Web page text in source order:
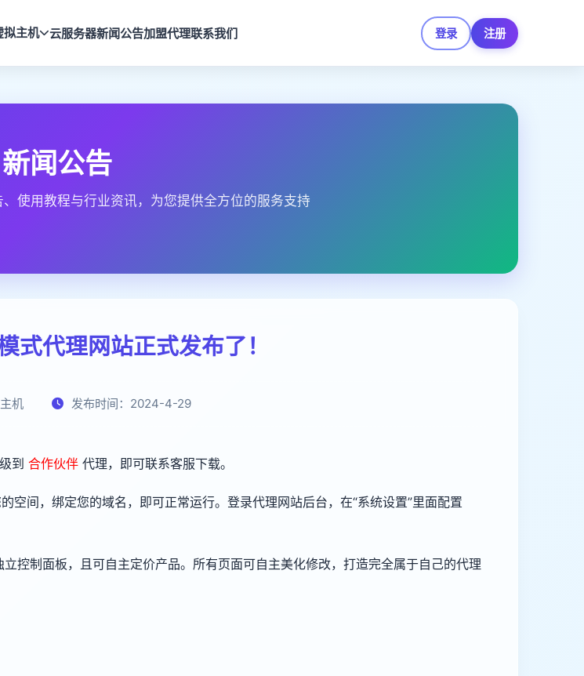
拟主机 云服务器新闻公告加盟代理联系我们 登录 注册
新闻公告
使用教程与行业资讯，为您提供全方位的服务支持
式代理网站正式发布了！
机 发布时间：2024-4-29
到 合作伙伴 代理，即可联系客服下载。
空间，绑定您的域名，即可正常运行。登录代理网站后台，在“系统设置”里面配置
立控制面板，且可自主定价产品。所有页面可自主美化修改，打造完全属于自己的代理